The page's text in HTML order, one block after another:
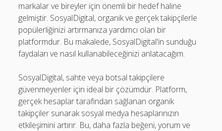
markalar ve bireyler için önemli bir hedef haline
gelmiştir. SosyalDigital, organik ve gerçek takipçilerle
popülerliğinizi artırmanıza yardımcı olan bir
platformdur. Bu makalede, SosyalDigital'in sunduğu
faydaları ve nasıl kullanabileceğinizi anlatacağım.
SosyalDigital, sahte veya botsal takipçilere
güvenmeyenler için ideal bir çözümdür. Platform,
gerçek hesaplar tarafından sağlanan organik
takipçiler sunarak sosyal medya hesaplarınızın
etkileşimini artırır. Bu, daha fazla beğeni, yorum ve